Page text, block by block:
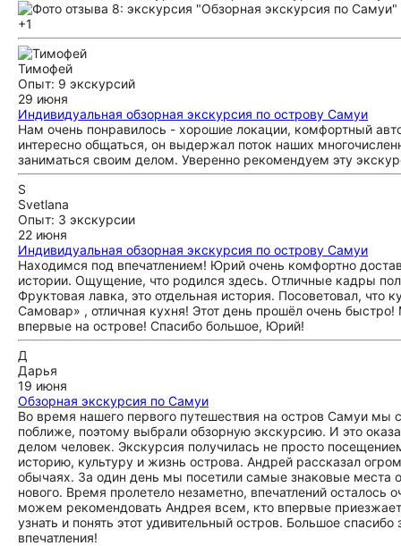
+1
Тимофей
Опыт: 9 экскурсий
29 июня
Индивидуальная обзорная экскурсия по острову Самуи
Нам очень понравилось - хорошие локации, комфортный
интересно общаться, он выдержал поток наших
заниматься своим делом. Уверенно рекомендуем эту
S
Svetlana
Опыт: 3 экскурсии
22 июня
Индивидуальная обзорная экскурсия по острову Самуи
Находимся под впечатлением! Юрий очень комфортно
истории. Ощущение, что родился здесь. Отличные кадры
Фруктовая лавка, это отдельная история. Посоветовал,
Самовар» , отличная кухня! Этот день прошёл очень
впервые на острове! Спасибо большое, Юрий!
Д
Дарья
19 июня
Обзорная экскурсия по Самуи
Во время нашего первого путешествия на остров Самуи мы
поближе, поэтому выбрали обзорную экскурсию. И это
делом человек. Экскурсия получилась не просто
историю, культуру и жизнь острова. Андрей рассказал
обычаях. За один день мы посетили самые знаковые места
нового. Время пролетело незаметно, впечатлений
можем рекомендовать Андрея всем, кто впервые
узнать и понять этот удивительный остров. Большое
впечатления!